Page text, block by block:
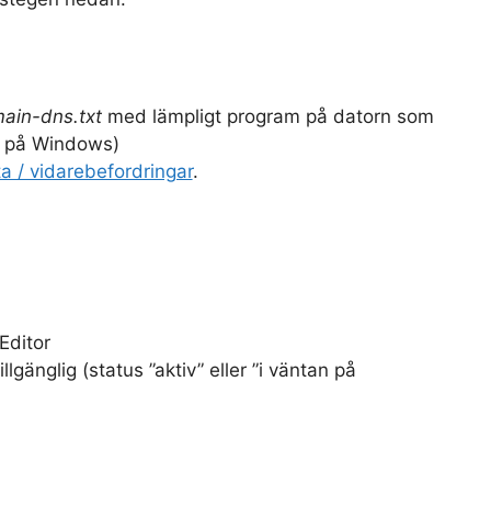
dns.txtmed lämpligt program på datorn som
Windows)
/ vidarebefordringar.
(status ”aktiv” eller ”i väntan på